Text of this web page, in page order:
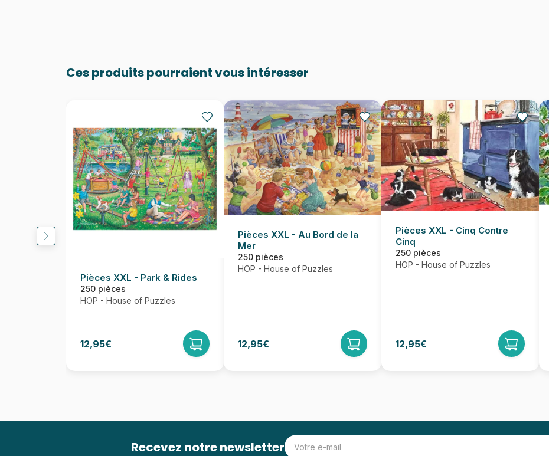
Ces produits pourraient vous intéresser
Pièces XXL - Park & Rides
250 pièces
HOP - House of Puzzles
12,95€
Pièces XXL - Au Bord de la
Mer
250 pièces
HOP - House of Puzzles
12,95€
Pièces XXL - Cinq Contre
Cinq
250 pièces
HOP - House of Puzzles
12,95€
Recevez notre newsletter